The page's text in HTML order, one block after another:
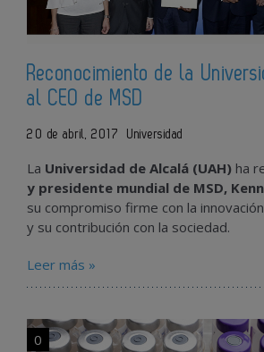
Reconocimiento de la
al CEO de MSD
20 de abril, 2017 Universidad
La Universidad de Alcalá (UAH) ha
y presidente mundial de MSD,
su compromiso firme con la
y su contribución con la sociedad.
Leer más »
0